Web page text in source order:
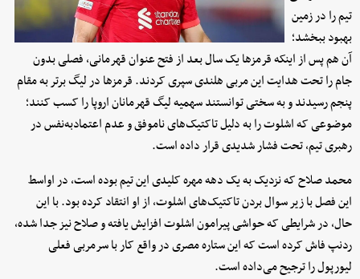
تیم را در زمین
بهبود ببخشد؛
آن هم پس از اینکه قرمزها یک سال بعد از فتح عنوان قهرمانی، فصلی بدون
جام را تحت هدایت این مربی هلندی سپری کردند. قرمزها در لیگ برتر به مقام
پنجم رسیدند و به سختی توانستند سهمیه لیگ قهرمانان اروپا را کسب کنند؛
موضوعی که اشلوت را به دلیل تاکتیک‌های ناموفق و عدم اعتمادبه‌نفس در
رهبری تیم، تحت فشار شدیدی قرار داده است.
محمد صلاح که نزدیک به یک دهه مهره کلیدی این تیم بوده است، در اواسط
این فصل با زیر سوال بردن تاکتیک‌های اشلوت، از او انتقاد کرده بود. با این
حال، در شرایطی که حواشی پیرامون اشلوت افزایش یافته و صلاح نیز جدا شده،
ردنپ فاش کرده است که این ستاره مصری در واقع کار با سرمربی فعلی
لیورپول را ترجیح می‌داده است.